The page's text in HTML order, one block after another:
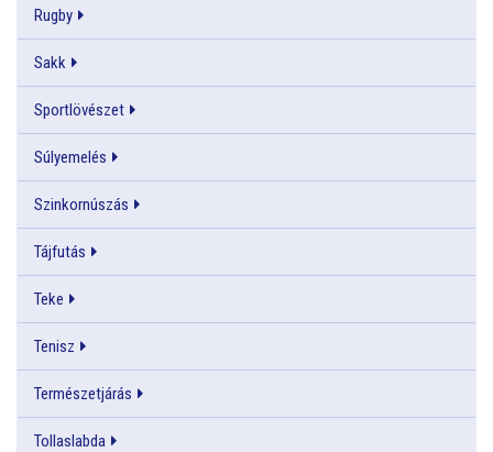
Rugby
Sakk
Sportlövészet
Súlyemelés
Szinkornúszás
Tájfutás
Teke
Tenisz
Természetjárás
Tollaslabda